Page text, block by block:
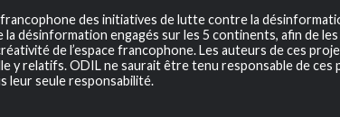
des initiatives de lutte contre la
désinformation engagés sur les 5 continents, afin de
de l’espace francophone. Les auteurs de ces
y relatifs. ODIL ne saurait être tenu responsable de ces
leur seule responsabilité.